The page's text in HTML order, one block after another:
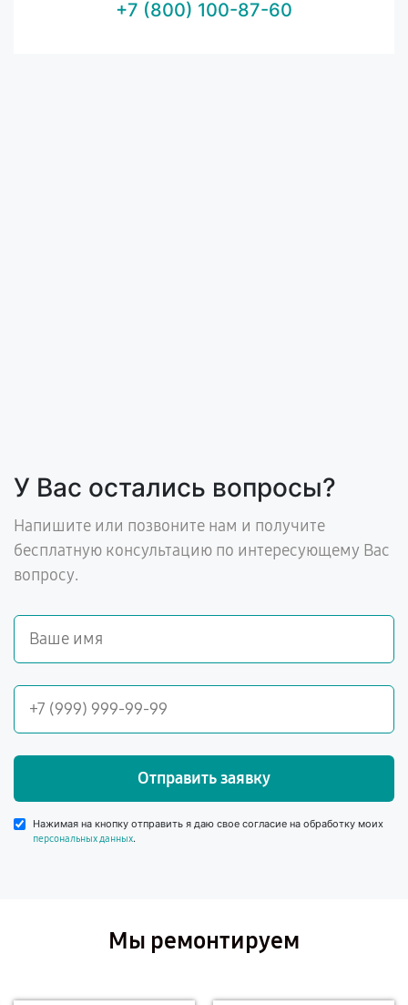
+7 (800) 100-87-60
У Вас остались вопросы?
Напишите или позвоните нам и получите
бесплатную консультацию по интересующему Вас
вопросу.
Отправить заявку
Нажимая на кнопку отправить я даю свое согласие на обработку моих
персональных данных.
Мы ремонтируем